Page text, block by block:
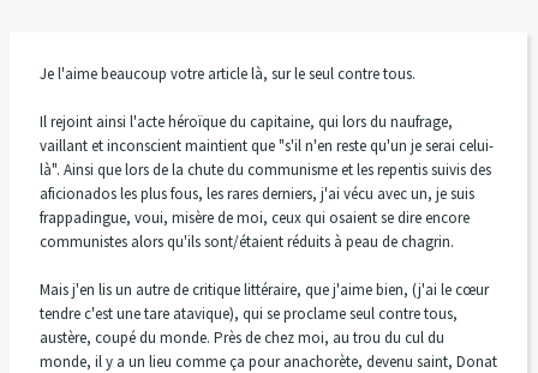
Je l'aime beaucoup votre article là, sur le seul contre tous.
Il rejoint ainsi l'acte héroïque du capitaine, qui lors du naufrage,
vaillant et inconscient maintient que "s'il n'en reste qu'un je serai celui-
là". Ainsi que lors de la chute du communisme et les repentis suivis des
aficionados les plus fous, les rares derniers, j'ai vécu avec un, je suis
frappadingue, voui, misère de moi, ceux qui osaient se dire encore
communistes alors qu'ils sont/étaient réduits à peau de chagrin.
Mais j'en lis un autre de critique littéraire, que j'aime bien, (j'ai le cœur
tendre c'est une tare atavique), qui se proclame seul contre tous,
austère, coupé du monde. Près de chez moi, au trou du cul du
monde, il y a un lieu comme ça pour anachorète, devenu saint, Donat